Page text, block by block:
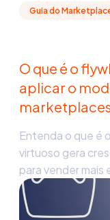
Guia do
O que é o
aplicar o
Entenda o que é
virtuoso gera
para vender mais